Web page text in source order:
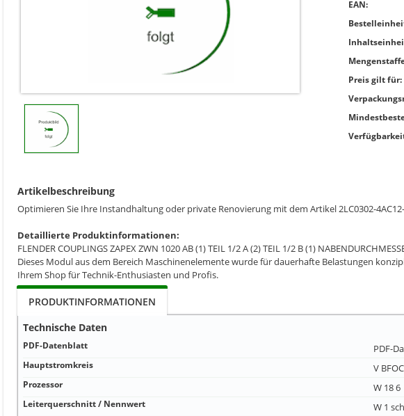
EAN:
Preis gilt für:
Artikelbeschreibung
Optimieren Sie Ihre Instandhaltung oder private Renovierung mit dem Artikel 2LC0302-4AC12-
Detaillierte Produktinformationen:
FLENDER COUPLINGS ZAPEX ZWN 1020 AB (1) TEIL 1/2 A (2) TEIL 1/2 B (1)
Dieses Modul aus dem Bereich Maschinenelemente wurde für dauerhafte Belastungen
Ihrem Shop für Technik-Enthusiasten und Profis.
PRODUKTINFORMATIONEN
Technische Daten
PDF-Datenblatt PDF-
Hauptstromkreis V
Prozessor W 18 6
Leiterquerschnitt / Nennwert W 1